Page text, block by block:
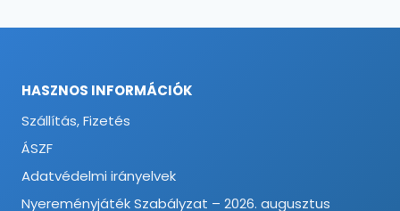
HASZNOS INFORMÁCIÓK
Szállítás, Fizetés
ÁSZF
Adatvédelmi irányelvek
Nyereményjáték Szabályzat – 2026. augusztus